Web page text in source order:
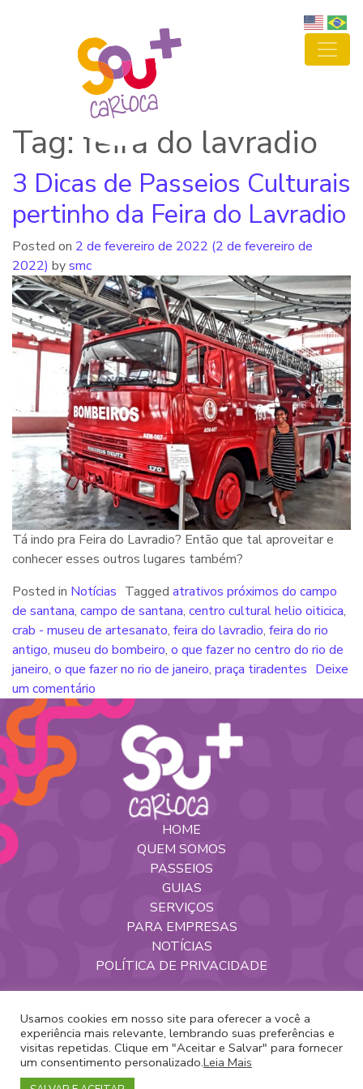
Tag: feira do lavradio
3 Dicas de Passeios Culturais
pertinho da Feira do Lavradio
Posted on 2 de fevereiro de 2022 (2 de fevereiro de
2022) bysmc
Tá indo pra Feira do Lavradio? Então que tal aproveitar e
conhecer esses outros lugares também?
Posted in Notícias Tagged atrativos próximos do campo
de santana, campo de santana, centro cultural helio oiticica,
crab - museu de artesanato, feira do lavradio, feira do rio
antigo, museu do bombeiro, o que fazer no centro do rio de
janeiro, o que fazer no rio de janeiro, praça tiradentes Deixe
um comentário
HOME
QUEM SOMOS
PASSEIOS
GUIAS
SERVIÇOS
PARA EMPRESAS
NOTÍCIAS
POLÍTICA DE PRIVACIDADE
Nossas Redes
Copyright 2020 -
Usamos cookies em nosso site para oferecer a você a
experiência mais relevante, lembrando suas preferências e
visitas repetidas. Clique em "Aceitar e Salvar" para fornecer
um consentimento personalizado.Leia Mais